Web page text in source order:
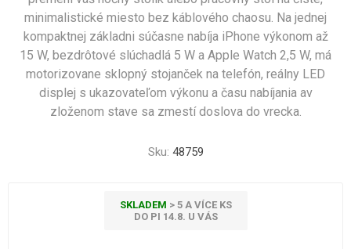
minimalistické miesto bez káblového chaosu. Na jednej
kompaktnej základni súčasne nabíja iPhone výkonom až
15 W, bezdrôtové slúchadlá 5 W a Apple Watch 2,5 W, má
motorizovane sklopný stojanček na telefón, reálny LED
displej s ukazovateľom výkonu a času nabíjania av
zloženom stave sa zmestí doslova do vrecka.
Sku: 48759
SKLADEM > 5 A VÍCE KS
DO PI 14.8. U VÁS